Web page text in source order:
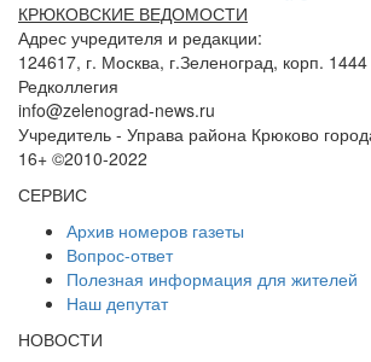
КРЮКОВСКИЕ ВЕДОМОСТИ
Адрес учредителя и редакции:
124617, г. Москва, г.Зеленоград, корп. 1444
Редколлегия
info@zelenograd-news.ru
Учредитель - Управа района Крюково
16+ ©2010-2022
СЕРВИС
Архив номеров газеты
Вопрос-ответ
Полезная информация для жителей
Наш депутат
НОВОСТИ